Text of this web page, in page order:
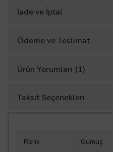
İade ve İptal
Ödeme ve Teslimat
Ürün Yorumları (1)
Taksit Seçenekleri
Renk Gümüş